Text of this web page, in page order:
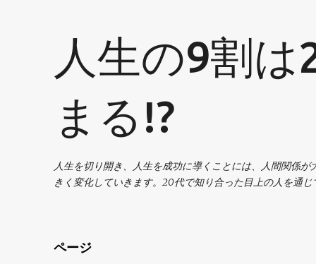
人生の9割
まる!?
人生を切り開き、人生を成功に導くことには、人間関係
きく変化していきます。20代で知り合った目上の人を通
ページ